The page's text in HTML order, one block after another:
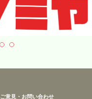
ご意見・お問い合わせ